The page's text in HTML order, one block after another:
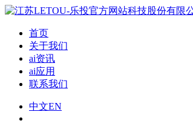
首页
关于我们
ai资讯
ai应用
联系我们
中文EN